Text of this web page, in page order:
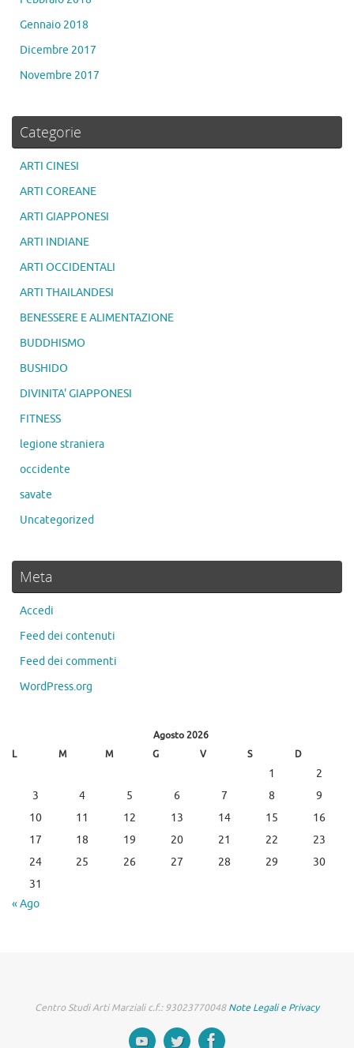
Gennaio 2018
Dicembre 2017
Novembre 2017
Categorie
ARTI CINESI
ARTI COREANE
ARTI GIAPPONESI
ARTI INDIANE
ARTI OCCIDENTALI
ARTI THAILANDESI
BENESSERE E ALIMENTAZIONE
BUDDHISMO
BUSHIDO
DIVINITA' GIAPPONESI
FITNESS
legione straniera
occidente
savate
Uncategorized
Meta
Accedi
Feed dei contenuti
Feed dei commenti
WordPress.org
Agosto 2026
L
M M G V S D
1
2
3
4 5 6 7 8
9
10
11 12 13 14 15
16
17
18 19 20 21 22
23
24
25 26 27 28 29
30
31
« Ago
Centro Studi Arti Marziali c.f.: 93023770048Note Legali e Privacy